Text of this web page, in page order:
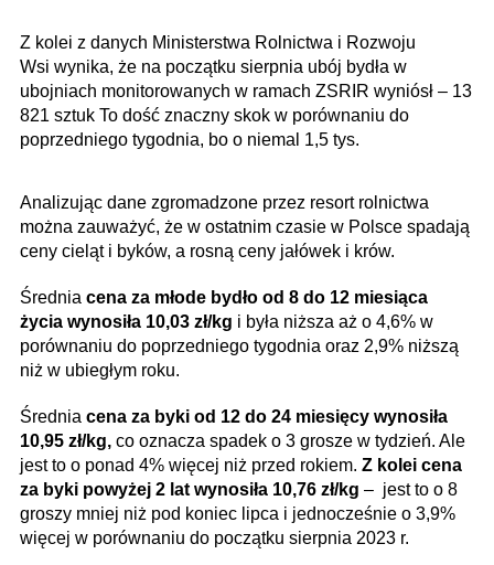
Z kolei z danych Ministerstwa Rolnictwa i Rozwoju
Wsi wynika, że na początku sierpnia ubój bydła w
ubojniach monitorowanych w ramach ZSRIR wyniósł – 13
821 sztuk To dość znaczny skok w porównaniu do
poprzedniego tygodnia, bo o niemal 1,5 tys.
Analizując dane zgromadzone przez resort rolnictwa
można zauważyć, że w ostatnim czasie w Polsce spadają
ceny cieląt i byków, a rosną ceny jałówek i krów.
Średnia cena za młode bydło od 8 do 12 miesiąca
życia wynosiła 10,03 zł/kg i była niższa aż o 4,6% w
porównaniu do poprzedniego tygodnia oraz 2,9% niższą
niż w ubiegłym roku.
Średnia cena za byki od 12 do 24 miesięcy wynosiła
10,95 zł/kg, co oznacza spadek o 3 grosze w tydzień. Ale
jest to o ponad 4% więcej niż przed rokiem. Z kolei cena
za byki powyżej 2 lat wynosiła 10,76 zł/kg – jest to o 8
groszy mniej niż pod koniec lipca i jednocześnie o 3,9%
więcej w porównaniu do początku sierpnia 2023 r.